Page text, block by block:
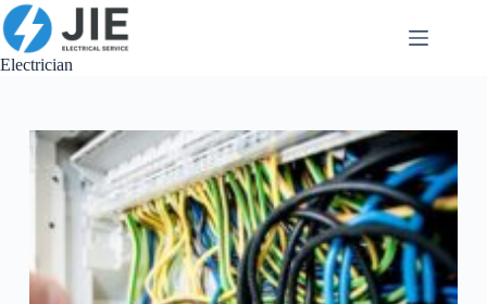
跳
至
内
Electrician